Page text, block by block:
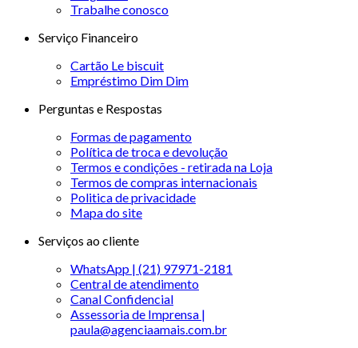
Trabalhe conosco
Serviço Financeiro
Cartão Le biscuit
Empréstimo Dim Dim
Perguntas e Respostas
Formas de pagamento
Política de troca e devolução
Termos e condições - retirada na Loja
Termos de compras internacionais
Politica de privacidade
Mapa do site
Serviços ao cliente
WhatsApp | (21) 97971-2181
Central de atendimento
Canal Confidencial
Assessoria de Imprensa |
paula@agenciaamais.com.br